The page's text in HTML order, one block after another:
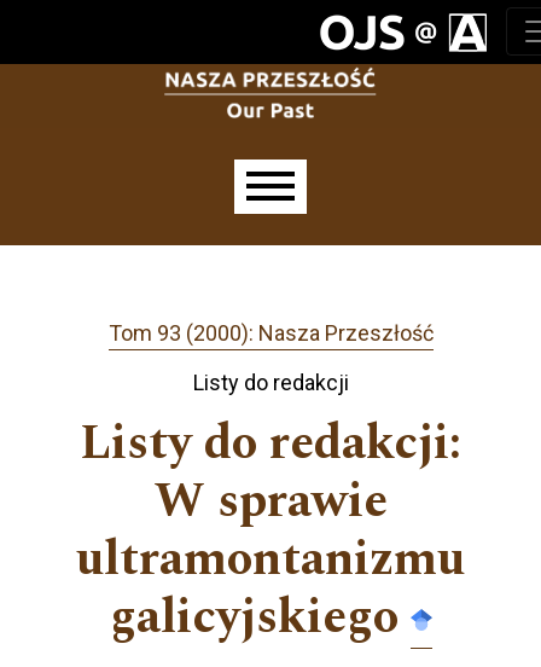
Tom 93 (2000): Nasza Przeszłość
Listy do redakcji
Listy do redakcji:
W sprawie
ultramontanizmu
galicyjskiego